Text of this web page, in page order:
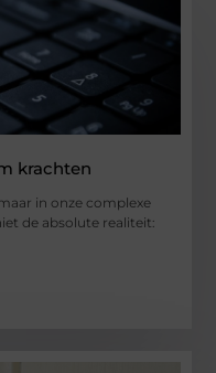
krachten
in onze complexe
de absolute realiteit: